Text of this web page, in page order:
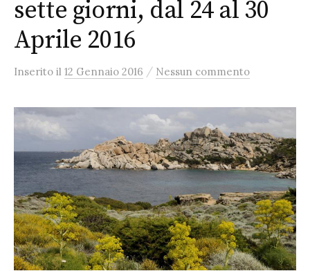
sette giorni, dal 24 al 30
Aprile 2016
Inserito il 12 Gennaio 2016 / Nessun commento